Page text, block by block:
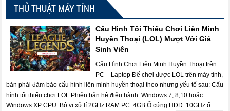
THỦ THUẬT MÁY TÍNH
Cấu Hình Tối Thiểu Chơi Liên Minh
Huyền Thoại (LOL) Mượt Với Giá
Sinh Viên
Cấu Hình Chơi Liên Minh Huyền Thoại trên
PC – Laptop Để chơi được LOL trên máy tính,
bản phải đảm bảo cấu hình liên minh huyền thoại theo nhưng yếu tố sau: Cấu
hình tối thiểu chơi LOL Phiên bản hệ điều hành: Windows 7, 8,10 hoặc
Windows XP CPU: Bộ vi xử lí 2GHz RAM PC: 4GB Ổ cứng HDD: 10GHz ổ